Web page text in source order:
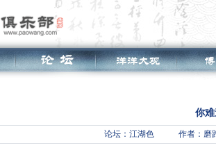
你
论坛： 江湖色 作者：磨